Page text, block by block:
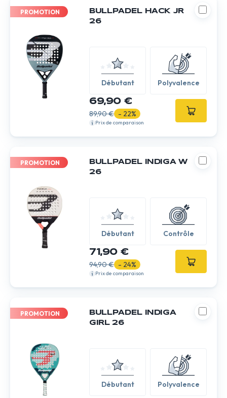
PROMOTION
BULLPADEL HACK JR
26
Débutant Polyvalence
69,90 €
89,90 € - 22%
Prix de comparaison
PROMOTION
BULLPADEL INDIGA W
26
Débutant Contrôle
71,90 €
94,90 € - 24%
Prix de comparaison
PROMOTION
BULLPADEL INDIGA
GIRL 26
Débutant Polyvalence